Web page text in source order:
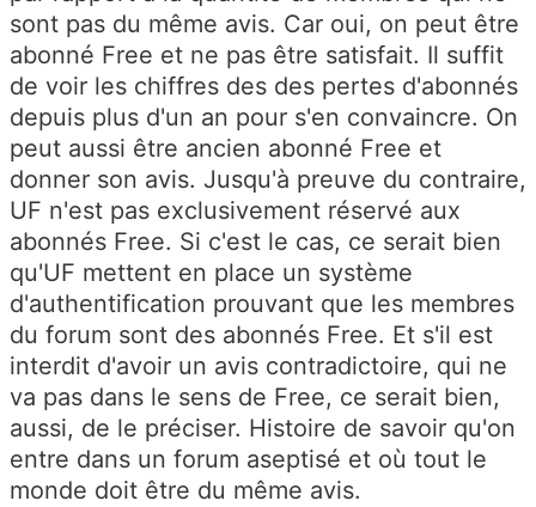
sont pas du même avis. Car oui, on peut être
abonné Free et ne pas être satisfait. Il suffit
de voir les chiffres des des pertes d'abonnés
depuis plus d'un an pour s'en convaincre. On
peut aussi être ancien abonné Free et
donner son avis. Jusqu'à preuve du contraire,
UF n'est pas exclusivement réservé aux
abonnés Free. Si c'est le cas, ce serait bien
qu'UF mettent en place un système
d'authentification prouvant que les membres
du forum sont des abonnés Free. Et s'il est
interdit d'avoir un avis contradictoire, qui ne
va pas dans le sens de Free, ce serait bien,
aussi, de le préciser. Histoire de savoir qu'on
entre dans un forum aseptisé et où tout le
monde doit être du même avis.